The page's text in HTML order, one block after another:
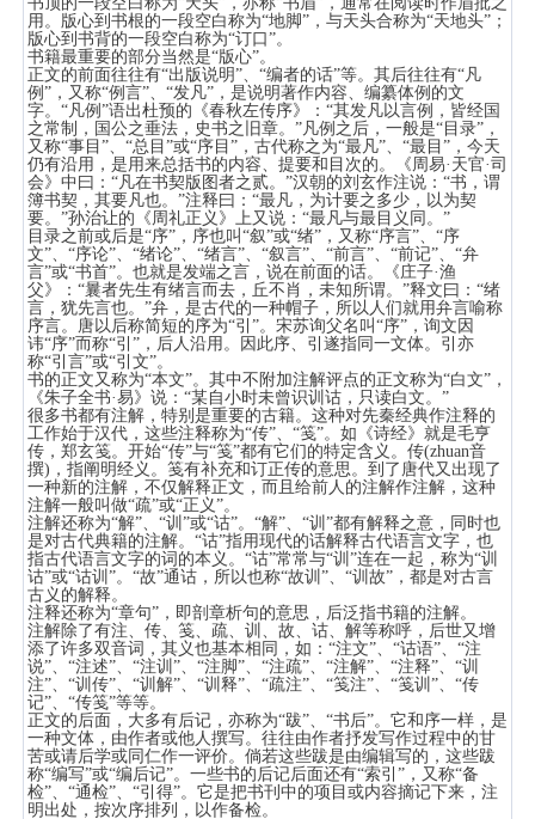
用。版心到书根的一段空白称为“地脚”，与天头合称为“天地头”；
版心到书背的一段空白称为“订口”。
书籍最重要的部分当然是“版心”。
正文的前面往往有“出版说明”、“编者的话”等。其后往往有“凡
例”，又称“例言”、“发凡”，是说明著作内容、编纂体例的文
字。“凡例”语出杜预的《春秋左传序》：“其发凡以言例，皆经国
之常制，国公之垂法，史书之旧章。”凡例之后，一般是“目录”，
又称“事目”、“总目”或“序目”，古代称之为“最凡”、“最目”，今天
仍有沿用，是用来总括书的内容、提要和目次的。《周易·天官·司
会》中曰：“凡在书契版图者之贰。”汉朝的刘玄作注说：“书，谓
簿书契，其要凡也。”注释曰：“最凡，为计要之多少，以为契
要。”孙治让的《周礼正义》上又说：“最凡与最目义同。”
目录之前或后是“序”，序也叫“叙”或“绪”，又称“序言”、“序
文”、“序论”、“绪论”、“绪言”、“叙言”、“前言”、“前记”、“弁
言”或“书首”。也就是发端之言，说在前面的话。《庄子·渔
父》：“曩者先生有绪言而去，丘不肖，未知所谓。”释文曰：“绪
言，犹先言也。”弁，是古代的一种帽子，所以人们就用弁言喻称
序言。唐以后称简短的序为“引”。宋苏询父名叫“序”，询文因
讳“序”而称“引”，后人沿用。因此序、引遂指同一文体。引亦
称“引言”或“引文”。
书的正文又称为“本文”。其中不附加注解评点的正文称为“白文”，
《朱子全书·易》说：“某自小时未曾识训诂，只读白文。”
很多书都有注解，特别是重要的古籍。这种对先秦经典作注释的
工作始于汉代，这些注释称为“传”、“笺”。如《诗经》就是毛亨
传，郑玄笺。开始“传”与“笺”都有它们的特定含义。传(zhuan音
撰)，指阐明经义。笺有补充和订正传的意思。到了唐代又出现了
一种新的注解，不仅解释正文，而且给前人的注解作注解，这种
注解一般叫做“疏”或“正义”。
注解还称为“解”、“训”或“诂”。“解”、“训”都有解释之意，同时也
是对古代典籍的注解。“诂”指用现代的话解释古代语言文字，也
指古代语言文字的词的本义。“诂”常常与“训”连在一起，称为“训
诂”或“诂训”。“故”通诂，所以也称“故训”、“训故”，都是对古言
古义的解释。
注释还称为“章句”，即剖章析句的意思，后泛指书籍的注解。
注解除了有注、传、笺、疏、训、故、诂、解等称呼，后世又增
添了许多双音词，其义也基本相同，如：“注文”、“诂语”、“注
说”、“注述”、“注训”、“注脚”、“注疏”、“注解”、“注释”、“训
注”、“训传”、“训解”、“训释”、“疏注”、“笺注”、“笺训”、“传
记”、“传笺”等等。
正文的后面，大多有后记，亦称为“跋”、“书后”。它和序一样，是
一种文体，由作者或他人撰写。往往由作者抒发写作过程中的甘
苦或请后学或同仁作一评价。倘若这些跋是由编辑写的，这些跋
称“编写”或“编后记”。一些书的后记后面还有“索引”，又称“备
检”、“通检”、“引得”。它是把书刊中的项目或内容摘记下来，注
明出处，按次序排列，以作备检。